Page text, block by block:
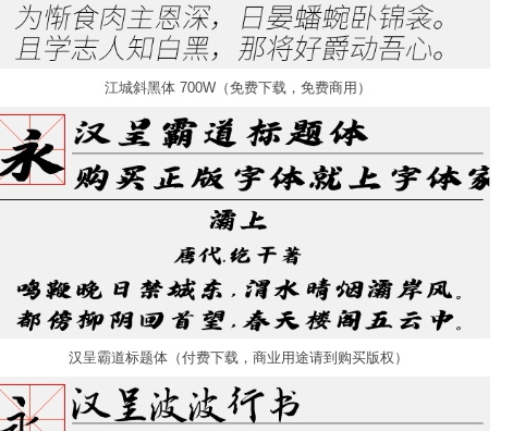
江城斜黑体 700W（免费下载，免费商用）
汉呈霸道标题体（付费下载，商业用途请到购买版权）